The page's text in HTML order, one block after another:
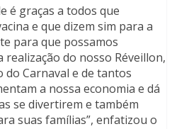
é graças a todos que
e que dizem sim para a
para que possamos
do nosso Réveillon,
do Carnaval e de tantos
a nossa economia e dá
se divertirem e também
suas famílias”, enfatizou o